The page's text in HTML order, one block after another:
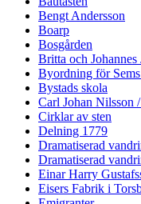
Bengt Andersson
Boarp
Bosgården
Britta och Johannes
Byordning för
Bystads skola
Carl Johan Nilsson
Cirklar av sten
Delning 1779
Dramatiserad
Dramatiserad
Einar Harry
Eisers Fabrik i